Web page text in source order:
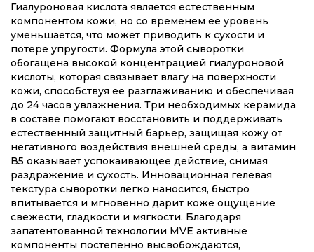
Гиалуроновая кислота является естественным
компонентом кожи, но со временем ее уровень
уменьшается, что может приводить к сухости и
потере упругости. Формула этой сыворотки
обогащена высокой концентрацией гиалуроновой
кислоты, которая связывает влагу на поверхности
кожи, способствуя ее разглаживанию и обеспечивая
до 24 часов увлажнения. Три необходимых керамида
в составе помогают восстановить и поддерживать
естественный защитный барьер, защищая кожу от
негативного воздействия внешней среды, а витамин
В5 оказывает успокаивающее действие, снимая
раздражение и сухость. Инновационная гелевая
текстура сыворотки легко наносится, быстро
впитывается и мгновенно дарит коже ощущение
свежести, гладкости и мягкости. Благодаря
запатентованной технологии MVE активные
компоненты постепенно высвобождаются,